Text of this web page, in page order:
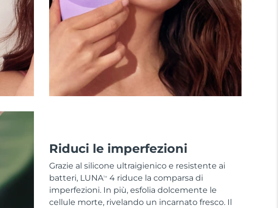
Riduci le imperfezioni
Grazie al silicone ultraigienico e resistente ai
batteri, LUNATM
4 riduce la comparsa di
imperfezioni. In più, esfolia dolcemente le
cellule morte, rivelando un incarnato fresco. Il